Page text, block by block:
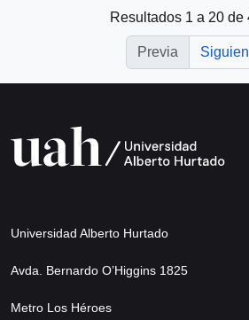
Resultados 1 a 20 de
Previa
Universidad Alberto Hurtado
Avda. Bernardo O’Higgins 1825
Metro Los Héroes